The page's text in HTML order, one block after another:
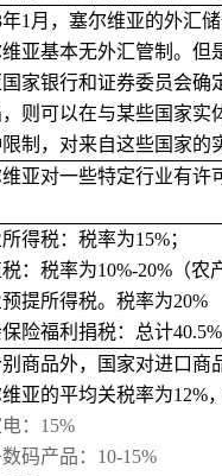
年1月，塞尔维亚的外汇
亚基本无外汇管制。但
家银行和证券委员会确
则可以在与某些国家实
制， 对来自这些国家的
亚对一些特定行业有许
得税：税率为15%；
：税率为10%-20%（农
提所得税。税率为20%
险福利捐税：总计40.5%
商品外，国家对进口商
亚的平均关税率为12%
： 1 5%
码产品： 10-15%